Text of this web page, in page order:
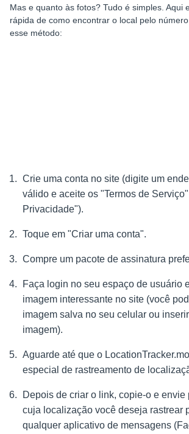
Mas e quanto às fotos? Tudo é simples. Aqui
rápida de como encontrar o local pelo
esse método:
Crie uma conta no site (digite um
válido e aceite os "Termos de
Privacidade").
Toque em "Criar uma conta".
Compre um pacote de assinatura
Faça login no seu espaço de usuário
imagem interessante no site (você
imagem salva no seu celular ou
imagem).
Aguarde até que o
especial de rastreamento de
Depois de criar o link, copie-o e envie
cuja localização você deseja rastrear
qualquer aplicativo de mensagens